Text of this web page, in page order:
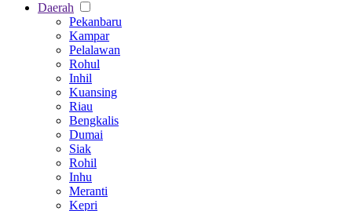
Daerah
Pekanbaru
Kampar
Pelalawan
Rohul
Inhil
Kuansing
Riau
Bengkalis
Dumai
Siak
Rohil
Inhu
Meranti
Kepri